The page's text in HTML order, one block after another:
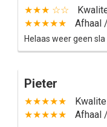
★★★ ☆☆
★★★★★
Afhaal
Helaas weer geen
Pieter
★★★★★
★★★★★
Afhaal